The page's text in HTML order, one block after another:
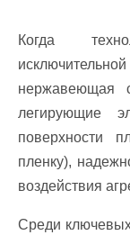
Когда
нержавеющая
легирующие
поверхности
пленку),
воздействия
Среди